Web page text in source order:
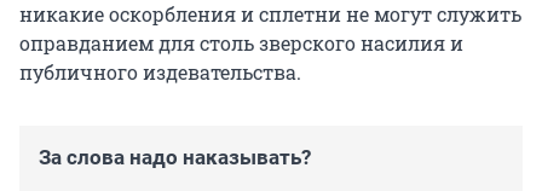
никакие оскорбления и сплетни не могут служить
оправданием для столь зверского насилия и
публичного издевательства.
За слова надо наказывать?